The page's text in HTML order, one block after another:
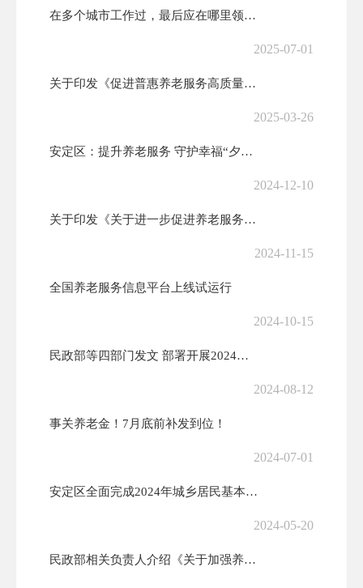
在多个城市工作过，最后应在哪里领基本养老金？
2025-07-01
关于印发《促进普惠养老服务高质量发展的若干措施》的通知(发改体改〔2...
2025-03-26
安定区：提升养老服务 守护幸福“夕阳红”
2024-12-10
关于印发《关于进一步促进养老服务消费 提升老年人生活品质的若干措施》...
2024-11-15
全国养老服务信息平台上线试运行
2024-10-15
民政部等四部门发文 部署开展2024年全国敬老养老助老公益广告作品征...
2024-08-12
事关养老金！7月底前补发到位！
2024-07-01
安定区全面完成2024年城乡居民基本养老保险特殊困难群体首批代缴工作
2024-05-20
民政部相关负责人介绍《关于加强养老机构预收费监管的指导意见》有关情况